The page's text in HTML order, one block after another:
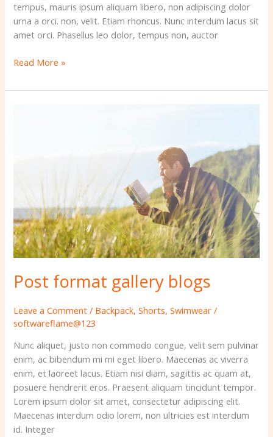
tempus, mauris ipsum aliquam libero, non adipiscing dolor
urna a orci. non, velit. Etiam rhoncus. Nunc interdum lacus sit
amet orci. Phasellus leo dolor, tempus non, auctor
Read More »
Post format gallery blogs
Leave a Comment / Backpack,Shorts,Swimwear /
softwareflame@123
Nunc aliquet, justo non commodo congue, velit sem pulvinar
enim, ac bibendum mi mi eget libero. Maecenas ac viverra
enim, et laoreet lacus. Etiam nisi diam, sagittis ac quam at,
posuere hendrerit eros. Praesent aliquam tincidunt tempor.
Lorem ipsum dolor sit amet, consectetur adipiscing elit.
Maecenas interdum odio lorem, non ultricies est interdum
id. Integer